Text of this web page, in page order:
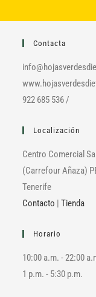
Contacta
922 685 536 /
Localización
Centro Comercial
(Carrefour Añaza)
Tenerife
Contacto |Tienda
Horario
10:00 a.m. - 22:00
1 p.m. - 5:30 p.m.